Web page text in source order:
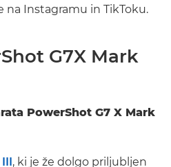
Instagramu in TikToku.
G7X Mark
PowerShot G7 X Mark
, ki je že dolgo priljubljen